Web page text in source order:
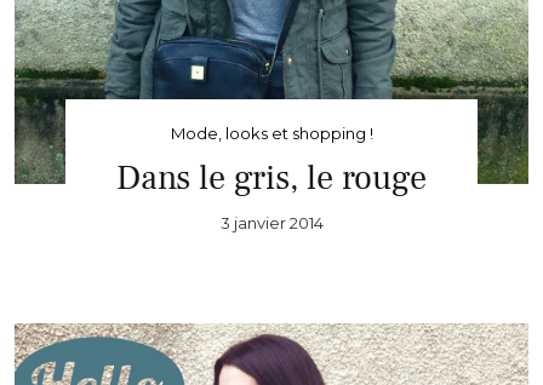
Mode, looks et shopping !
Dans le gris, le rouge
3 janvier 2014